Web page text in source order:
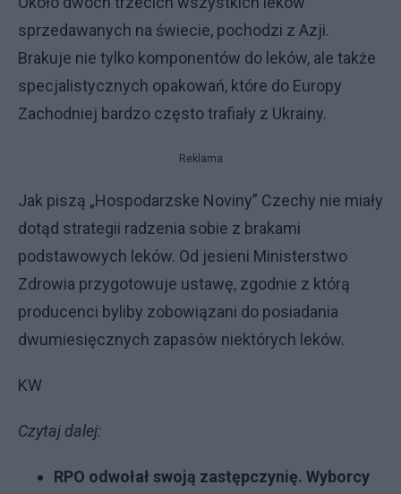
sprzedawanych na świecie, pochodzi z Azji.
Brakuje nie tylko komponentów do leków, ale także
specjalistycznych opakowań, które do Europy
Zachodniej bardzo często trafiały z Ukrainy.
Reklama
Jak piszą „Hospodarzske Noviny” Czechy nie miały
dotąd strategii radzenia sobie z brakami
podstawowych leków. Od jesieni Ministerstwo
Zdrowia przygotowuje ustawę, zgodnie z którą
producenci byliby zobowiązani do posiadania
dwumiesięcznych zapasów niektórych leków.
KW
Czytaj dalej:
RPO odwołał swoją zastępczynię. Wyborcy